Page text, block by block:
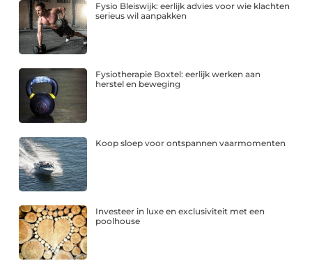
Fysio Bleiswijk: eerlijk advies voor wie klachten
serieus wil aanpakken
Fysiotherapie Boxtel: eerlijk werken aan
herstel en beweging
Koop sloep voor ontspannen vaarmomenten
Investeer in luxe en exclusiviteit met een
poolhouse